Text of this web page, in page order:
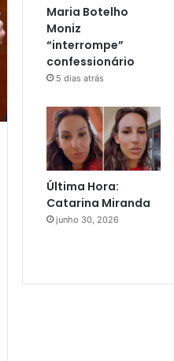
Maria Botelho
Moniz
“interrompe”
confessionário
5 dias atrás
Última Hora:
Catarina Miranda
junho 30, 2026